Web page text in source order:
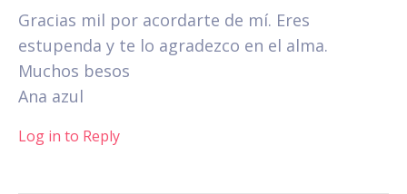
Gracias mil por acordarte de mí. Eres
estupenda y te lo agradezco en el alma.
Muchos besos
Ana azul
Log in to Reply